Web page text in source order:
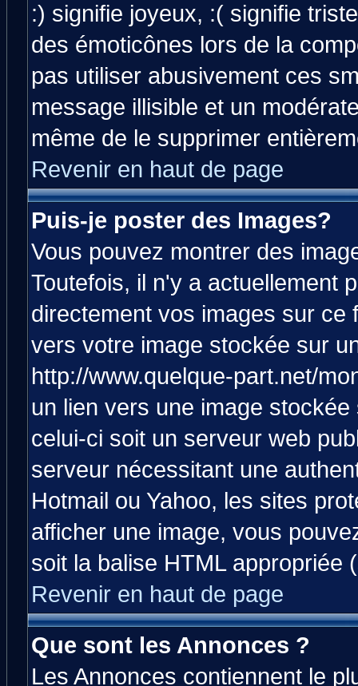
:) signifie joyeux, :( signifie
des émoticônes lors de la
pas utiliser abusivement ces
message illisible et un
même de le supprimer
Revenir en haut de page
Puis-je poster des Images?
Vous pouvez montrer des
Toutefois, il n'y a actuellement
directement vos images sur ce
vers votre image stockée sur
http://www.quelque-part.net/
un lien vers une image
celui-ci soit un serveur web
serveur nécessitant une
Hotmail ou Yahoo, les sites
afficher une image, vous
soit la balise HTML appropriée
Revenir en haut de page
Que sont les Annonces ?
Les Annonces contiennent le